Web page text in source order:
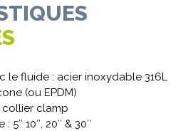
le fluide : acier inoxydable 316L
(ou EPDM)
collier clamp
10″, 20″ & 30″